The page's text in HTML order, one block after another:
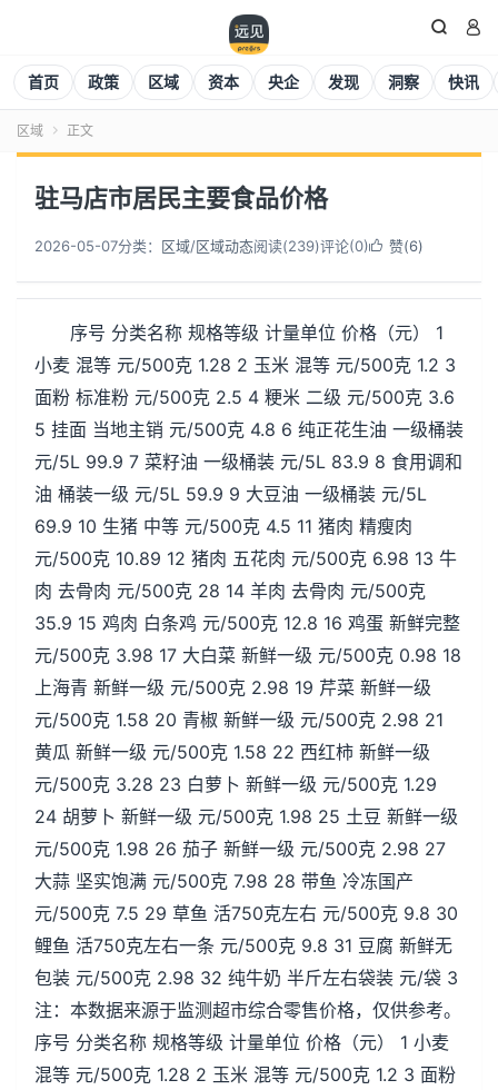
 
首页 政策 区域 资本 央企 发现 洞察 快讯
区域  正文
驻马店市居民主要食品价格
2026-05-07分类： 区域/区域动态阅读(240)评论(0) 赞(6)
序号 分类名称 规格等级 计量单位 价格（元） 1
小麦 混等 元/500克 1.28 2 玉米 混等 元/500克 1.2 3
面粉 标准粉 元/500克 2.5 4 粳米 二级 元/500克 3.6
5 挂面 当地主销 元/500克 4.8 6 纯正花生油 一级桶装
元/5L 99.9 7 菜籽油 一级桶装 元/5L 83.9 8 食用调和
油 桶装一级 元/5L 59.9 9 大豆油 一级桶装 元/5L
69.9 10 生猪 中等 元/500克 4.5 11 猪肉 精瘦肉
元/500克 10.89 12 猪肉 五花肉 元/500克 6.98 13 牛
肉 去骨肉 元/500克 28 14 羊肉 去骨肉 元/500克
35.9 15 鸡肉 白条鸡 元/500克 12.8 16 鸡蛋 新鲜完整
元/500克 3.98 17 大白菜 新鲜一级 元/500克 0.98 18
上海青 新鲜一级 元/500克 2.98 19 芹菜 新鲜一级
元/500克 1.58 20 青椒 新鲜一级 元/500克 2.98 21
黄瓜 新鲜一级 元/500克 1.58 22 西红柿 新鲜一级
元/500克 3.28 23 白萝卜 新鲜一级 元/500克 1.29
24 胡萝卜 新鲜一级 元/500克 1.98 25 土豆 新鲜一级
元/500克 1.98 26 茄子 新鲜一级 元/500克 2.98 27
大蒜 坚实饱满 元/500克 7.98 28 带鱼 冷冻国产
元/500克 7.5 29 草鱼 活750克左右 元/500克 9.8 30
鲤鱼 活750克左右一条 元/500克 9.8 31 豆腐 新鲜无
包装 元/500克 2.98 32 纯牛奶 半斤左右袋装 元/袋 3
注：本数据来源于监测超市综合零售价格，仅供参考。
序号 分类名称 规格等级 计量单位 价格（元） 1 小麦
混等 元/500克 1.28 2 玉米 混等 元/500克 1.2 3 面粉